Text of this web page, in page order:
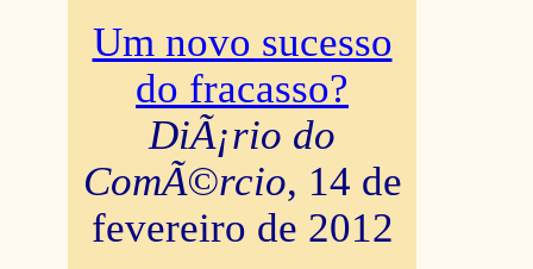
Um novo sucesso
do fracasso?
DiÃ¡rio do
ComÃ©rcio, 14 de
fevereiro de 2012